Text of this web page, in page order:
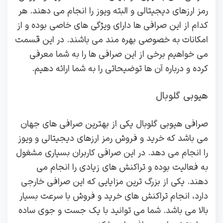
رمز ارزهای دیجیتالی و البته ویوز را انجام می دهند. هر
کدام از این صرافی ها دارای ویژگی های خاصی بوده و از
امکانات به خصوصی بهره مند می باشند. در این قسمت
می خواهیم برخی از این صرافی ها را به شما معرفی
کرده و درباره آن ها توضیحاتی را به شما ارائه دهیم.
هیوبی گلوبال
صرافی هیوبی گلوبال یکی از بهترین صرافی های جهان
می باشد که خرید و فروش رمز ارزهای دیجیتالی و ویوز
را انجام می دهد. در این صرافی کاربران بسیاری مشغول
به فعالیت بوده و تراکنش های زیادی را انجام می
دهند. یکی از بزرگ ترین مزایایی که این صرافی خارجی
دارد، انجام تراکنش های خرید و فروش با سرعت بسیار
بالا می باشد. شما می توانید با یک جست و جوی ساده